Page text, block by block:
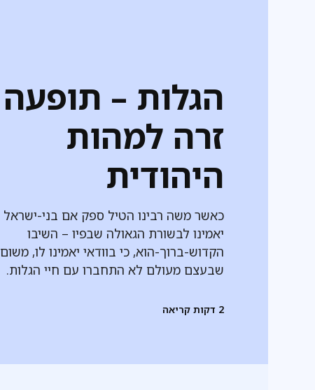
הגלות – תופעה
זרה למהות
היהודית
כאשר משה רבינו הטיל ספק אם בני-ישראל
יאמינו לבשורת הגאולה שבפיו – השיבו
הקדוש-ברוך-הוא, כי בוודאי יאמינו לו, משום
שבעצם מעולם לא התחברו עם חיי הגלות.
2 דקות קריאה